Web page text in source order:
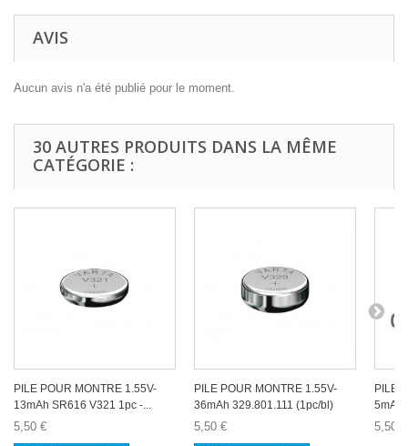
AVIS
Aucun avis n'a été publié pour le moment.
30 AUTRES PRODUITS DANS LA MÊME
CATÉGORIE :
PILE POUR MONTRE 1.55V-
13mAh SR616 V321 1pc -...
5,50 €
PILE POUR MONTRE 1.55V-
36mAh 329.801.111 (1pc/bl)
5,50 €
PILE
5mAh
5,50 €